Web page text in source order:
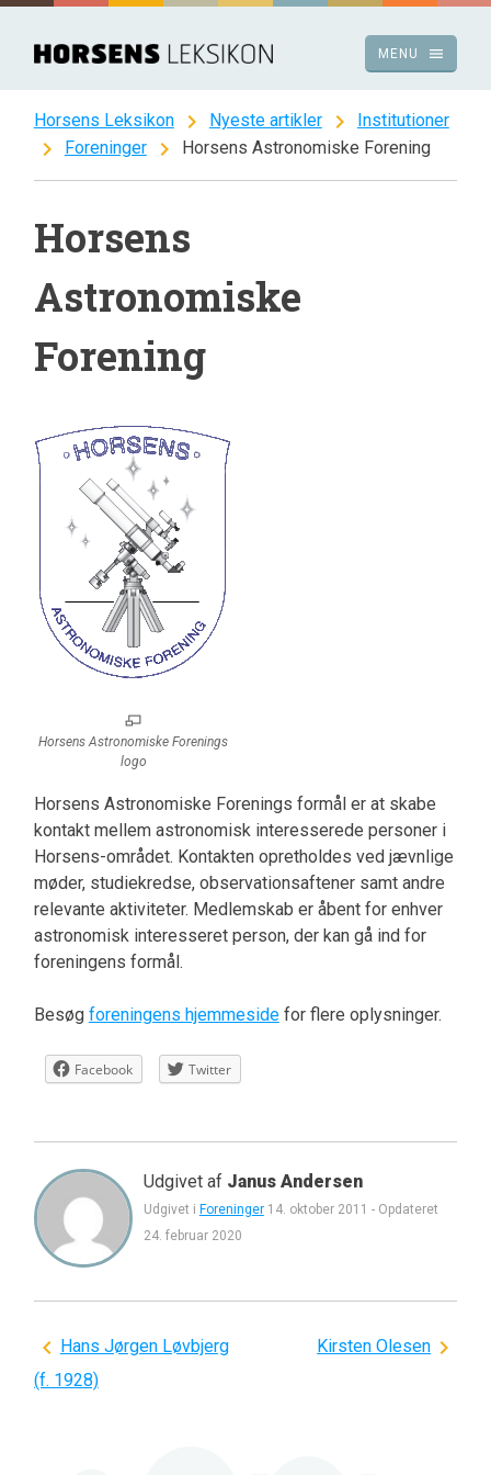
Spring
indhold
menu
MENU
Horsens Leksikon chevron_right Nyeste artikler chevron_right Institutioner
chevron_right Foreninger chevron_right Horsens Astronomiske Forening
Horsens
Astronomiske
Forening
Horsens Astronomiske Forenings
logo
Horsens Astronomiske Forenings formål er at skabe
kontakt mellem astronomisk interesserede personer i
Horsens-området. Kontakten opretholdes ved jævnlige
møder, studiekredse, observationsaftener samt andre
relevante aktiviteter. Medlemskab er åbent for enhver
astronomisk interesseret person, der kan gå ind for
foreningens formål.
Besøg foreningens hjemmesidefor flere oplysninger.
Facebook Twitter
Udgivet af Janus Andersen
Udgivet i Foreninger 14. oktober 2011 - Opdateret
24. februar 2020
Indlægsnavigation
Hans Jørgen Løvbjerg
(f. 1928)
Kirsten Olesen